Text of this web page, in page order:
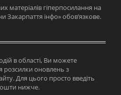
матеріалів гіперпосилання на
Закарпаття інфо» обов’язкове.
в області, Ви можете
розсилки оновлень з
Для цього просто введіть
нижче.